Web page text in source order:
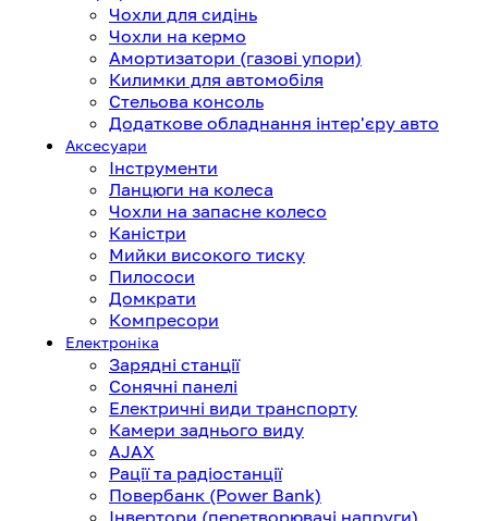
Чохли для сидінь
Чохли на кермо
Амортизатори (газові упори)
Килимки для автомобіля
Стельова консоль
Додаткове обладнання інтер'єру авто
Аксесуари
Інструменти
Ланцюги на колеса
Чохли на запасне колесо
Каністри
Мийки високого тиску
Пилососи
Домкрати
Компресори
Електроніка
Зарядні станції
Сонячні панелі
Електричні види транспорту
Камери заднього виду
AJAX
Рації та радіостанції
Повербанк (Power Bank)
Інвертори (перетворювачі напруги)